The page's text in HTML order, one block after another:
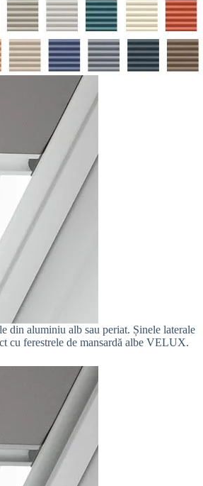
din aluminiu alb sau periat. Șinele laterale
cu ferestrele de mansardă albe VELUX.